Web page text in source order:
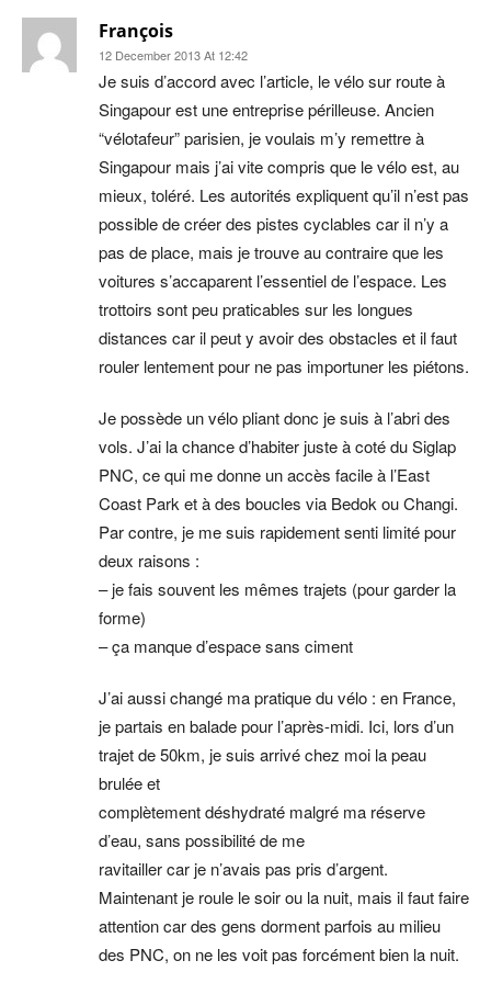
François
12 December 2013 At 12:42
Je suis d’accord avec l’article, le vélo sur route à
Singapour est une entreprise périlleuse. Ancien
“vélotafeur” parisien, je voulais m’y remettre à
Singapour mais j’ai vite compris que le vélo est, au
mieux, toléré. Les autorités expliquent qu’il n’est pas
possible de créer des pistes cyclables car il n’y a
pas de place, mais je trouve au contraire que les
voitures s’accaparent l’essentiel de l’espace. Les
trottoirs sont peu praticables sur les longues
distances car il peut y avoir des obstacles et il faut
rouler lentement pour ne pas importuner les piétons.
Je possède un vélo pliant donc je suis à l’abri des
vols. J’ai la chance d’habiter juste à coté du Siglap
PNC, ce qui me donne un accès facile à l’East
Coast Park et à des boucles via Bedok ou Changi.
Par contre, je me suis rapidement senti limité pour
deux raisons :
– je fais souvent les mêmes trajets (pour garder la
forme)
– ça manque d’espace sans ciment
J’ai aussi changé ma pratique du vélo : en France,
je partais en balade pour l’après-midi. Ici, lors d’un
trajet de 50km, je suis arrivé chez moi la peau
brulée et
complètement déshydraté malgré ma réserve
d’eau, sans possibilité de me
ravitailler car je n’avais pas pris d’argent.
Maintenant je roule le soir ou la nuit, mais il faut faire
attention car des gens dorment parfois au milieu
des PNC, on ne les voit pas forcément bien la nuit.